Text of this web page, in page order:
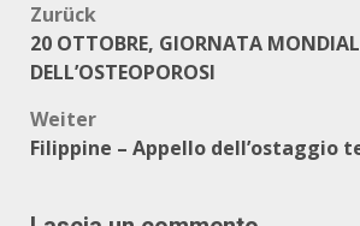
Beitragsnavigation
Zurück
20 OTTOBRE, GIORNATA
DELL’OSTEOPOROSI
Weiter
Filippine – Appello dell’ostaggio